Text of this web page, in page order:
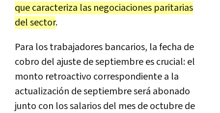
que caracteriza las negociaciones paritarias
del sector.
Para los trabajadores bancarios, la fecha de
cobro del ajuste de septiembre es crucial: el
monto retroactivo correspondiente a la
actualización de septiembre será abonado
junto con los salarios del mes de octubre de